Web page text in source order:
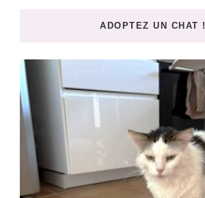
ADOPTEZ UN CHAT !